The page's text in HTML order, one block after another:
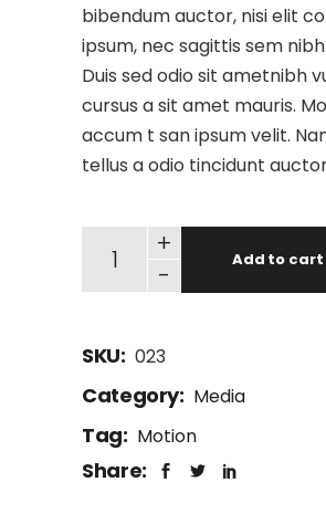
bibendum auctor, nisi elit
ipsum, nec sagittis sem
Duis sed odio sit ametnibh
cursus a sit amet mauris.
accum t san ipsum velit.
tellus a odio tincidunt
-
+
Add to cart
SKU: 023
Category: Media
Tag: Motion
Share: